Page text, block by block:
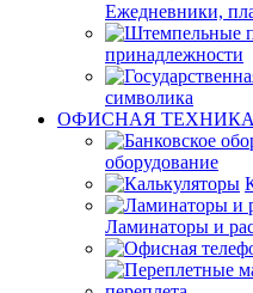
Ежедневники,
принадлежности
символика
ОФИСНАЯ ТЕХНИКА
оборудование
Ламинаторы и